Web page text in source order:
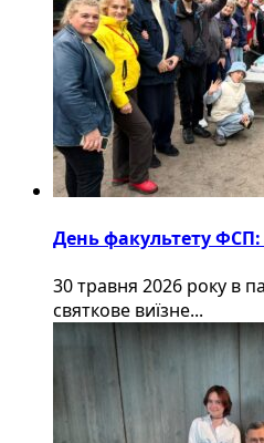
День факультету
30 травня 2026 року в
святкове виїзне...